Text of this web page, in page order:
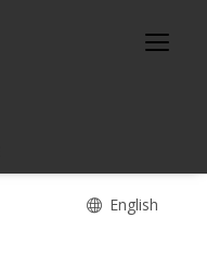
English